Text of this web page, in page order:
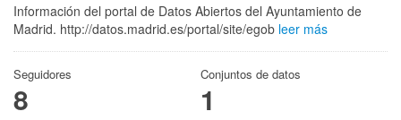
Información del portal de Datos Abiertos del Ayuntamiento de
Madrid. http://datos.madrid.es/portal/site/egob leer más
Seguidores
8
Conjuntos de datos
1